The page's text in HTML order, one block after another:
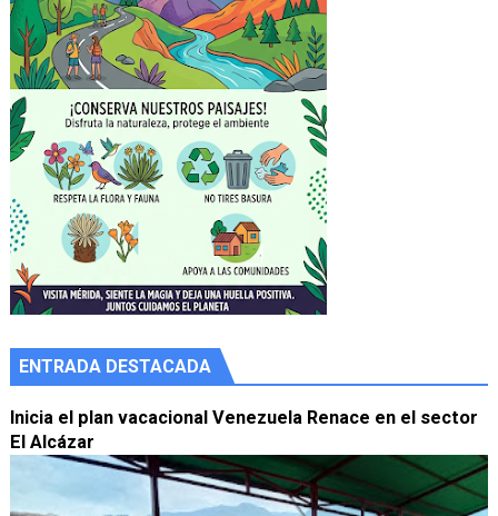
ENTRADA DESTACADA
Inicia el plan vacacional Venezuela Renace en el sector
El Alcázar